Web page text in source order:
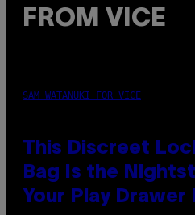
FROM VICE
SAM WATANUKI FOR VICE
This Discreet
Bag Is the
Your Play Drawer